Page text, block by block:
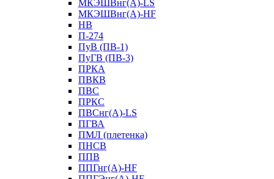
МКЭШВнг(А)-LS
МКЭШВнг(А)-HF
НВ
П-274
ПуВ (ПВ-1)
ПуГВ (ПВ-3)
ПРКА
ПВКВ
ПВС
ПРКС
ПВСнг(А)-LS
ПГВА
ПМЛ (плетенка)
ПНСВ
ППВ
ППГнг(А)-HF